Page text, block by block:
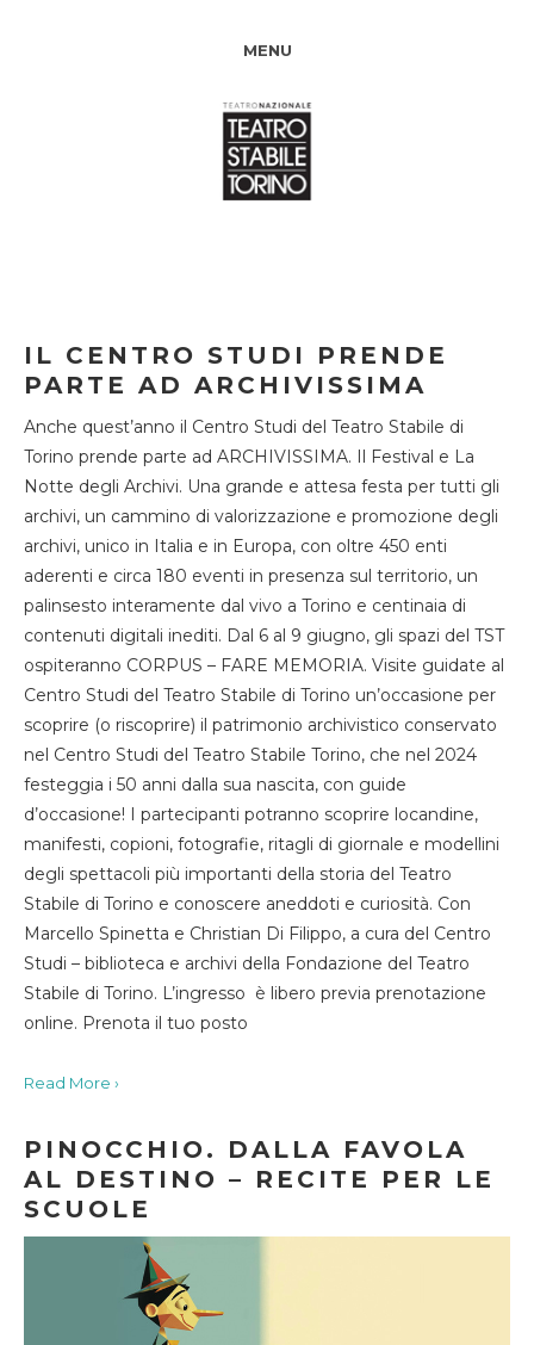
MENU
IL CENTRO STUDI PRENDE
PARTE AD ARCHIVISSIMA
Anche quest’anno il Centro Studi del Teatro Stabile di
Torino prende parte ad ARCHIVISSIMA. Il Festival e La
Notte degli Archivi. Una grande e attesa festa per tutti gli
archivi, un cammino di valorizzazione e promozione degli
archivi, unico in Italia e in Europa, con oltre 450 enti
aderenti e circa 180 eventi in presenza sul territorio, un
palinsesto interamente dal vivo a Torino e centinaia di
contenuti digitali inediti. Dal 6 al 9 giugno, gli spazi del TST
ospiteranno CORPUS – FARE MEMORIA. Visite guidate al
Centro Studi del Teatro Stabile di Torino un’occasione per
scoprire (o riscoprire) il patrimonio archivistico conservato
nel Centro Studi del Teatro Stabile Torino, che nel 2024
festeggia i 50 anni dalla sua nascita, con guide
d’occasione! I partecipanti potranno scoprire locandine,
manifesti, copioni, fotografie, ritagli di giornale e modellini
degli spettacoli più importanti della storia del Teatro
Stabile di Torino e conoscere aneddoti e curiosità. Con
Marcello Spinetta e Christian Di Filippo, a cura del Centro
Studi – biblioteca e archivi della Fondazione del Teatro
Stabile di Torino. L’ingresso è libero previa prenotazione
online. Prenota il tuo posto
Read More ›
PINOCCHIO. DALLA FAVOLA
AL DESTINO – RECITE PER LE
SCUOLE